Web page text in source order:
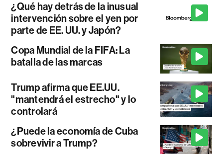
¿Qué hay detrás de la inusual
intervención sobre el yen por
parte de EE. UU. y Japón?
Copa Mundial de la FIFA: La
batalla de las marcas
Trump afirma que EE.UU.
"mantendrá el estrecho" y lo
controlará
¿Puede la economía de Cuba
sobrevivir a Trump?